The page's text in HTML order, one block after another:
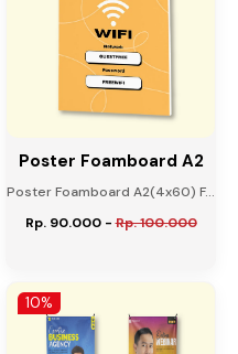
Poster Foamboard A2
Poster Foamboard A2(4x60) F...
Rp. 90.000-Rp. 100.000
10%